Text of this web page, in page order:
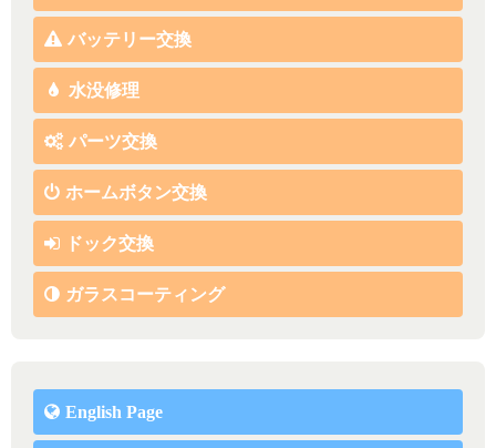
バッテリー交換
水没修理
パーツ交換
ホームボタン交換
ドック交換
ガラスコーティング
English Page